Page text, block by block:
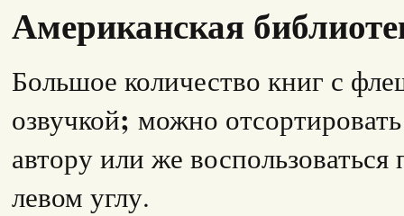
Американская
Большое количество книг с
озвучкой; можно
автору или же
левом углу.